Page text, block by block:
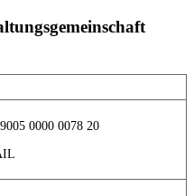
0000 0078 20